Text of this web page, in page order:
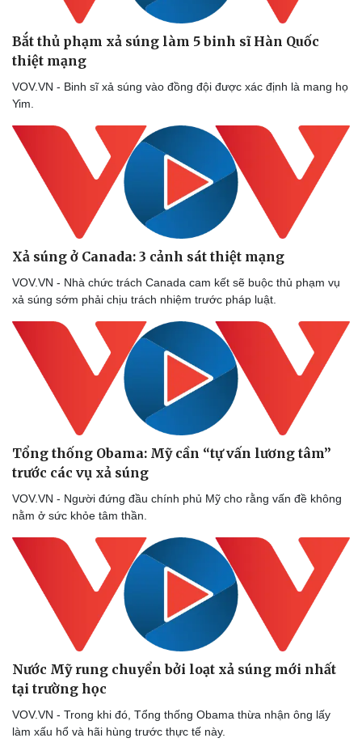
Bắt thủ phạm xả súng làm 5 binh sĩ Hàn Quốc
thiệt mạng
VOV.VN - Binh sĩ xả súng vào đồng đội được xác định là mang họ
Yim.
Xả súng ở Canada: 3 cảnh sát thiệt mạng
VOV.VN - Nhà chức trách Canada cam kết sẽ buộc thủ phạm vụ
xả súng sớm phải chịu trách nhiệm trước pháp luật.
Tổng thống Obama: Mỹ cần “tự vấn lương tâm”
trước các vụ xả súng
VOV.VN - Người đứng đầu chính phủ Mỹ cho rằng vấn đề không
nằm ở sức khỏe tâm thần.
Nước Mỹ rung chuyển bởi loạt xả súng mới nhất
tại trường học
VOV.VN - Trong khi đó, Tổng thống Obama thừa nhận ông lấy
làm xấu hổ và hãi hùng trước thực tế này.